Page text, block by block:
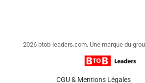
2026 btob-leaders.com. Une marque du
CGU & Mentions Légales